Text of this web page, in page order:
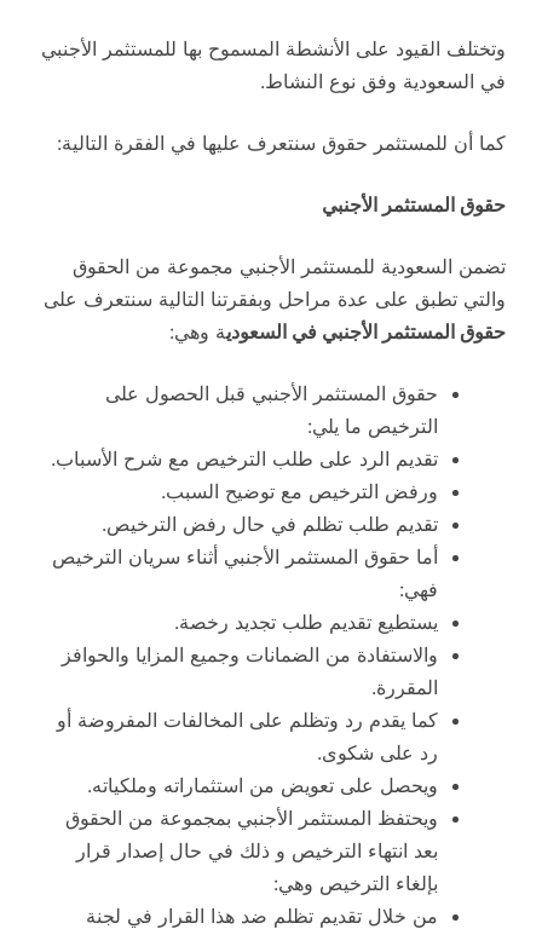
وتختلف القيود على الأنشطة المسموح بها للمستثمر الأجنبي
في السعودية وفق نوع النشاط.
كما أن للمستثمر حقوق سنتعرف عليها في الفقرة التالية:
حقوق المستثمر الأجنبي
تضمن السعودية للمستثمر الأجنبي مجموعة من الحقوق
والتي تطبق على عدة مراحل وبفقرتنا التالية سنتعرف على
حقوق المستثمر الأجنبي في السعودية وهي:
حقوق المستثمر الأجنبي قبل الحصول على
الترخيص ما يلي:
تقديم الرد على طلب الترخيص مع شرح الأسباب.
ورفض الترخيص مع توضيح السبب.
تقديم طلب تظلم في حال رفض الترخيص.
أما حقوق المستثمر الأجنبي أثناء سريان الترخيص
فهي:
يستطيع تقديم طلب تجديد رخصة.
والاستفادة من الضمانات وجميع المزايا والحوافز
المقررة.
كما يقدم رد وتظلم على المخالفات المفروضة أو
رد على شكوى.
ويحصل على تعويض من استثماراته وملكياته.
ويحتفظ المستثمر الأجنبي بمجموعة من الحقوق
بعد انتهاء الترخيص و ذلك في حال إصدار قرار
بإلغاء الترخيص وهي:
من خلال تقديم تظلم ضد هذا القرار في لجنة